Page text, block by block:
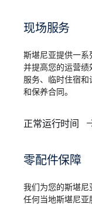
现场服务
斯堪尼亚提供一系
并提高您的运营绩
服务、临时住宿
和保养合同。
正常运行时间
零配件保障
我们为您的斯堪尼
任何当地斯堪尼亚